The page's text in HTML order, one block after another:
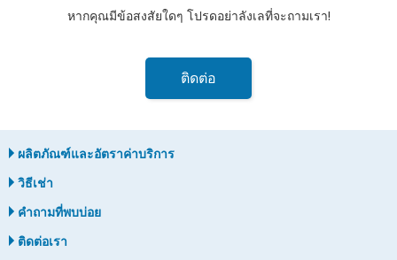
หากคุณมีข้อสงสัยใดๆ โปรดอย่าลังเลที่จะถามเรา!
ติดต่อ
ผลิตภัณฑ์และอัตราค่าบริการ
วิธีเช่า
คำถามที่พบบ่อย
ติดต่อเรา